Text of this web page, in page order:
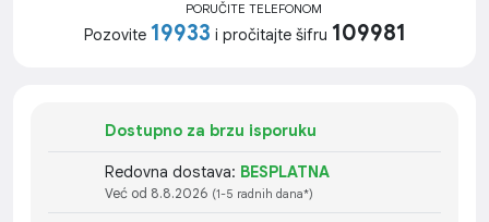
PORUČITE TELEFONOM
Pozovite 19933 i pročitajte šifru 109981
Dostupno za brzu isporuku
Redovna dostava: BESPLATNA
Već od 8.8.2026 (1-5 radnih dana*)